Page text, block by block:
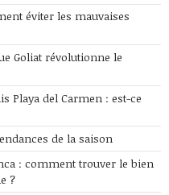
éviter les mauvaises
Goliat révolutionne le
Playa del Carmen : est-ce
de la saison
: comment trouver le bien
?